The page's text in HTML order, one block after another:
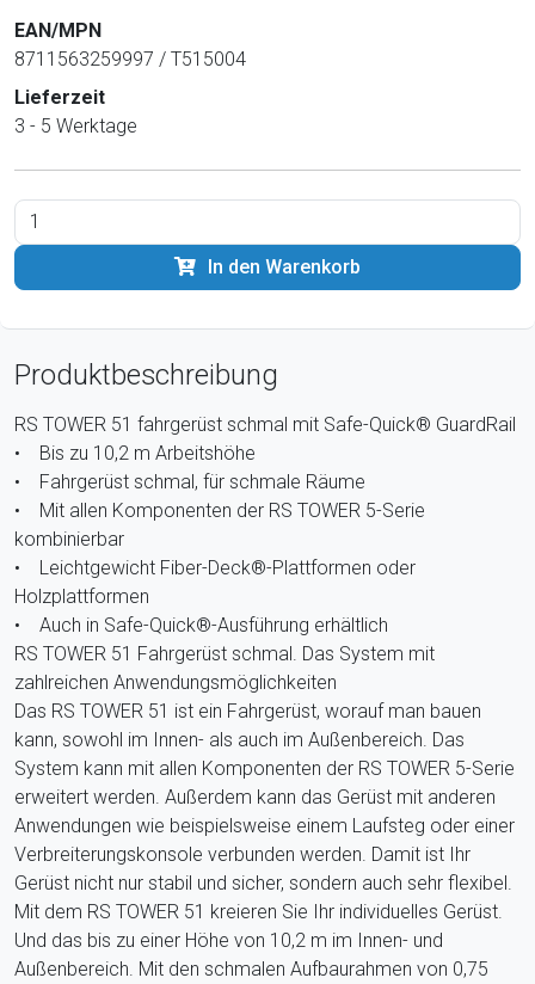
EAN/MPN
8711563259997 / T515004
Lieferzeit
3 - 5 Werktage
In den Warenkorb
Produktbeschreibung
RS TOWER 51 fahrgerüst schmal mit Safe-Quick® GuardRail
• Bis zu 10,2 m Arbeitshöhe
• Fahrgerüst schmal, für schmale Räume
• Mit allen Komponenten der RS TOWER 5-Serie
kombinierbar
• Leichtgewicht Fiber-Deck®-Plattformen oder
Holzplattformen
• Auch in Safe-Quick®-Ausführung erhältlich
RS TOWER 51 Fahrgerüst schmal. Das System mit
zahlreichen Anwendungsmöglichkeiten
Das RS TOWER 51 ist ein Fahrgerüst, worauf man bauen
kann, sowohl im Innen- als auch im Außenbereich. Das
System kann mit allen Komponenten der RS TOWER 5-Serie
erweitert werden. Außerdem kann das Gerüst mit anderen
Anwendungen wie beispielsweise einem Laufsteg oder einer
Verbreiterungskonsole verbunden werden. Damit ist Ihr
Gerüst nicht nur stabil und sicher, sondern auch sehr flexibel.
Mit dem RS TOWER 51 kreieren Sie Ihr individuelles Gerüst.
Und das bis zu einer Höhe von 10,2 m im Innen- und
Außenbereich. Mit den schmalen Aufbaurahmen von 0,75